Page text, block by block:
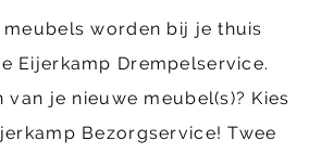
worden bij je thuis
Eijerkamp Drempelservice.
van je nieuwe meubel(s)? Kies
Bezorgservice! Twee